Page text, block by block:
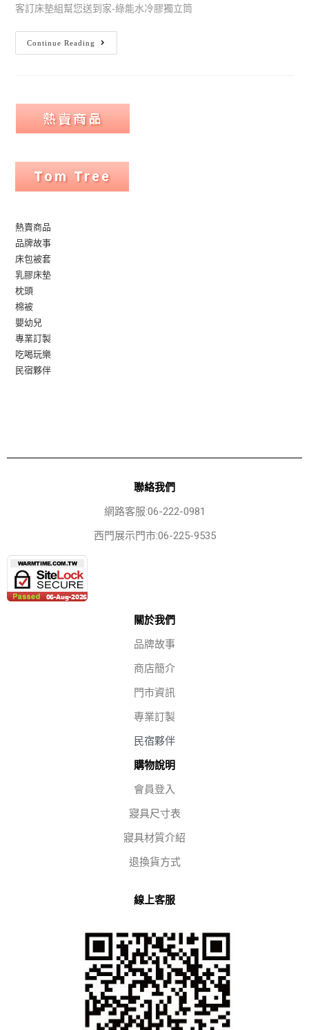
客訂床墊組幫您送到家-綠能水冷膠獨立筒
Continue Reading
熱賣商品
品牌故事
床包被套
乳膠床墊
枕頭
棉被
嬰幼兒
專業訂製
吃喝玩樂
民宿夥伴
聯絡我們
網路客服:06-222-0981
西門展示門市:06-225-9535
關於我們
品牌故事
商店簡介
門市資訊
專業訂製
民宿夥伴
購物說明
會員登入
寢具尺寸表
寢具材質介紹
退換貨方式
線上客服